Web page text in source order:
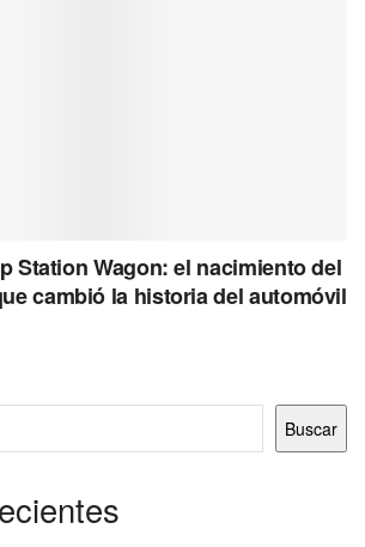
Station Wagon: el nacimiento del
cambió la historia del automóvil
Buscar